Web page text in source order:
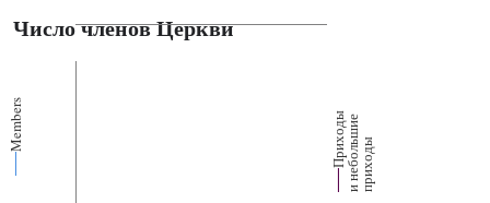
Число членов Церкви
Members П
р
их
о
д
ы
и
н
е
б
о
ль
ш
ие
п
р
и
х
о
ды